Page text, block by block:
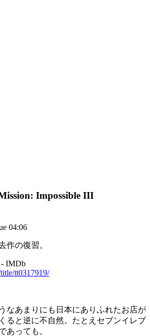
Impossible III
04:06
作の復習。
- IMDb
tt0317919/
なあまりにも日本にありふれたお店が
ると逆に不自然。たとえセブンイレブ
あっても。